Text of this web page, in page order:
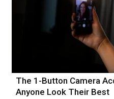
The 1-Button Camera
Anyone Look Their Best